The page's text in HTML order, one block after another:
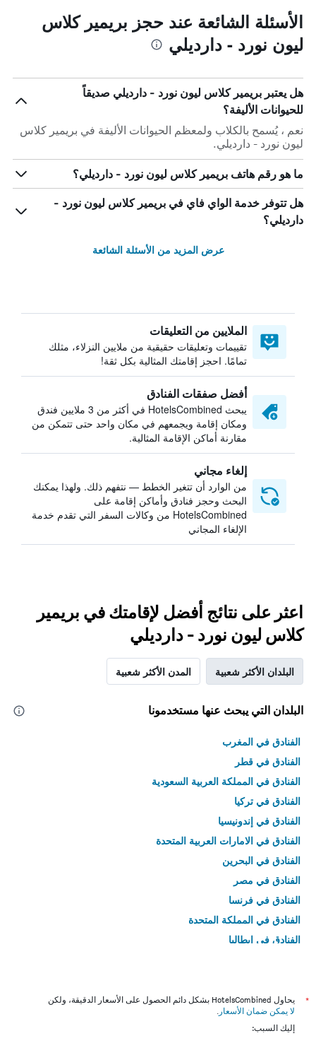
الأسئلة الشائعة عند حجز بريمير كلاس
ليون نورد - دارديلي
هل يعتبر بريمير كلاس ليون نورد - دارديلي صديقاً
للحيوانات الأليفة؟
نعم ، يُسمح بالكلاب ولمعظم الحيوانات الأليفة في بريمير كلاس
ليون نورد - دارديلي.
ما هو رقم هاتف بريمير كلاس ليون نورد - دارديلي؟
هل تتوفر خدمة الواي فاي في بريمير كلاس ليون نورد -
دارديلي؟
عرض المزيد من الأسئلة الشائعة
الملايين من التعليقات
تقييمات وتعليقات حقيقية من ملايين النزلاء، مثلك
تمامًا. احجز إقامتك المثالية بكل ثقة!
أفضل صفقات الفنادق
يبحث HotelsCombined في أكثر من 3 ملايين فندق
ومكان إقامة ويجمعهم في مكان واحد حتى تتمكن من
مقارنة أماكن الإقامة المثالية.
إلغاء مجاني
من الوارد أن تتغير الخطط — نتفهم ذلك. ولهذا يمكنك
البحث وحجز فنادق وأماكن إقامة على
HotelsCombined من وكالات السفر التي تقدم خدمة
الإلغاء المجاني
اعثر على نتائج أفضل لإقامتك في بريمير
كلاس ليون نورد - دارديلي
البلدان الأكثر شعبية المدن الأكثر شعبية
البلدان التي يبحث عنها مستخدمونا
الفنادق في المغرب
الفنادق في قطر
الفنادق في المملكة العربية السعودية
الفنادق في تركيا
الفنادق في إندونيسيا
الفنادق في الامارات العربية المتحدة
الفنادق في البحرين
الفنادق في مصر
الفنادق في فرنسا
الفنادق في المملكة المتحدة
الفنادق في إيطاليا
*
يحاول HotelsCombined بشكل دائم الحصول على الأسعار الدقيقة، ولكن
لا يمكن ضمان الأسعار .
إليك السبب: